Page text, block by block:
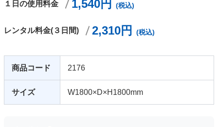
１日の使用料金 1,540円 (税込)
レンタル料金(３日間) 2,310円 (税込)
商品コード 2176
サイズ W1800×D×H1800mm